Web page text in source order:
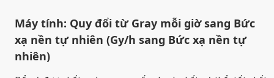
Máy tính: Quy đổi từ Gray mỗi giờ sang Bức
xạ nền tự nhiên (Gy/h sang Bức xạ nền tự
nhiên)